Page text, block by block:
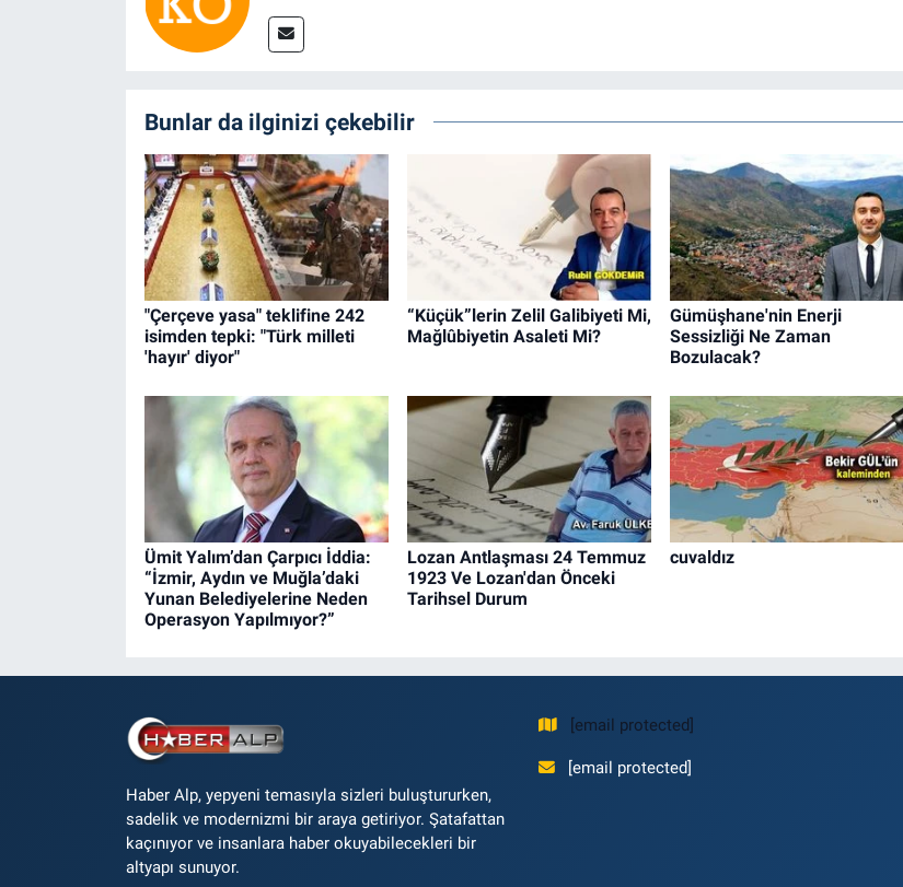
Bunlar da ilginizi çekebilir
"Çerçeve yasa" teklifine 242
isimden tepki: "Türk milleti
'hayır' diyor"
“Küçük”lerin Zelil Galibiyeti Mi,
Mağlûbiyetin Asaleti Mi?
Gümüşhane'nin Enerji
Sessizliği Ne Zaman
Bozulacak?
Ümit Yalım’dan Çarpıcı İddia:
“İzmir, Aydın ve Muğla’daki
Yunan Belediyelerine Neden
Operasyon Yapılmıyor?”
Lozan Antlaşması 24 Temmuz
1923 Ve Lozan'dan Önceki
Tarihsel Durum
cuvaldız
Haber Alp, yepyeni temasıyla sizleri buluştururken,
sadelik ve modernizmi bir araya getiriyor. Şatafattan
kaçınıyor ve insanlara haber okuyabilecekleri bir
altyapı sunuyor.
[email protected]
[email protected]